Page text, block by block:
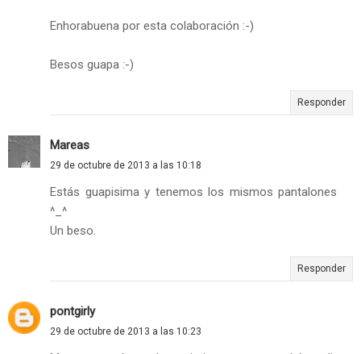
Enhorabuena por esta colaboración :-)
Besos guapa :-)
Responder
Mareas
29 de octubre de 2013 a las 10:18
Estás guapisima y tenemos los mismos pantalones
^_^
Un beso.
Responder
pontgirly
29 de octubre de 2013 a las 10:23